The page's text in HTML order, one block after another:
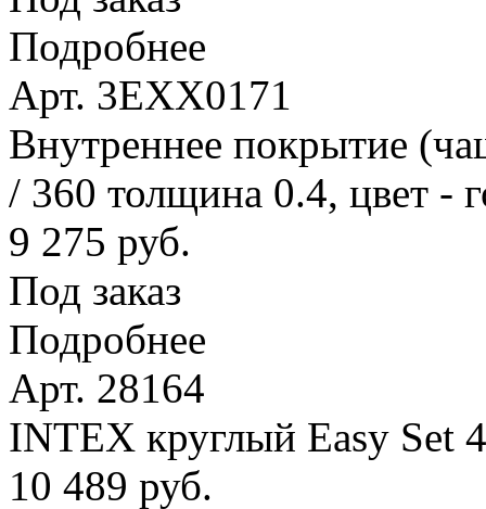
Подробнее
Арт. 3EXX0171
Внутреннее покрытие
/ 360 толщина 0.4, цвет -
9 275 руб.
Под заказ
Подробнее
Арт. 28164
INTEX круглый Easy Set
10 489 руб.